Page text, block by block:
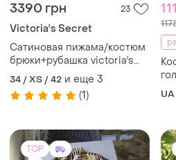
3390 грн 23
Victoria's Secret
Сатиновая пижама/костюм
брюки+рубашка victoria's
secret 🔥акция! 🔥 дарим
скидку 13%
34 / XS / 42 и еще 3
(1)
TOP